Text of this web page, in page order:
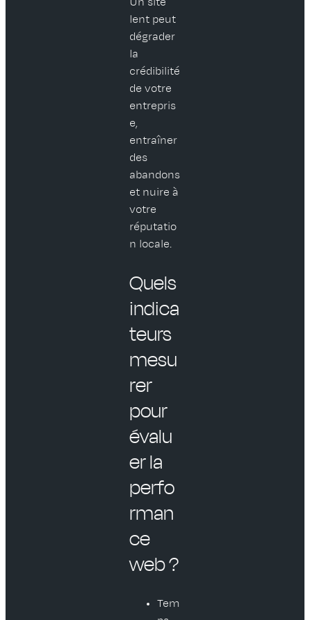
lent peut
dégrader
la
crédibilité
de votre
entrepris
e,
entraîner
des
abandons
et nuire à
votre
réputatio
n locale.
Quels
indica
teurs
mesu
rer
pour
évalu
er la
perfo
rman
ce
web ?
Tem